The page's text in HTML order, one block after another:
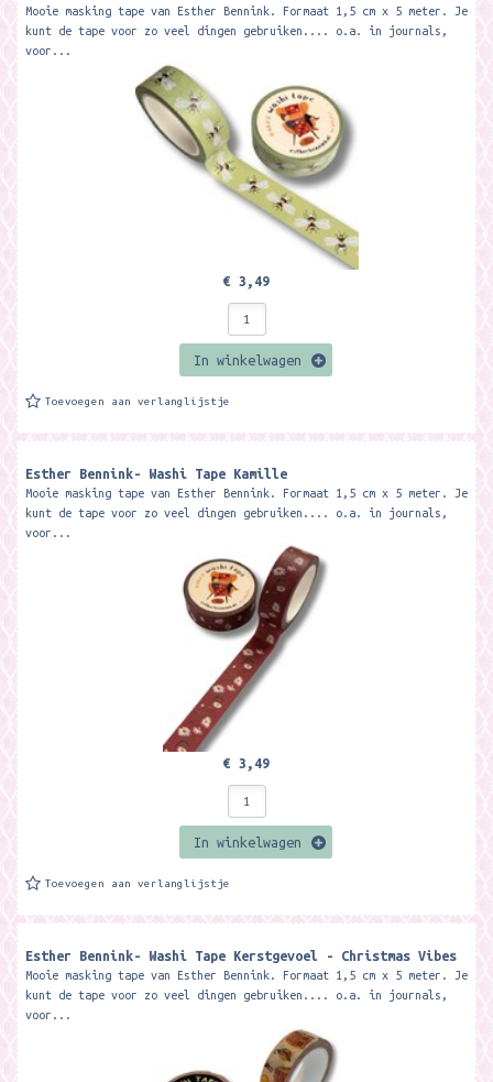
Mooie masking tape van Esther Bennink. Formaat 1,5 cm x 5 meter. Je
kunt de tape voor zo veel dingen gebruiken.... o.a. in journals,
voor...
€ 3,49
In winkelwagen
Toevoegen aan verlanglijstje
Esther Bennink- Washi Tape Kamille
Mooie masking tape van Esther Bennink. Formaat 1,5 cm x 5 meter. Je
kunt de tape voor zo veel dingen gebruiken.... o.a. in journals,
voor...
€ 3,49
In winkelwagen
Toevoegen aan verlanglijstje
Esther Bennink- Washi Tape Kerstgevoel - Christmas Vibes
Mooie masking tape van Esther Bennink. Formaat 1,5 cm x 5 meter. Je
kunt de tape voor zo veel dingen gebruiken.... o.a. in journals,
voor...